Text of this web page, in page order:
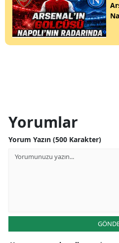
Yorumlar
Yorum Yazın (500 Karakter)